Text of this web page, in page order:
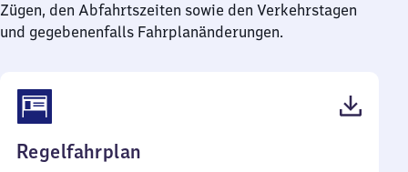
Zügen, den Abfahrtszeiten sowie den Verkehrstagen
und gegebenenfalls Fahrplanänderungen.
Regelfahrplan